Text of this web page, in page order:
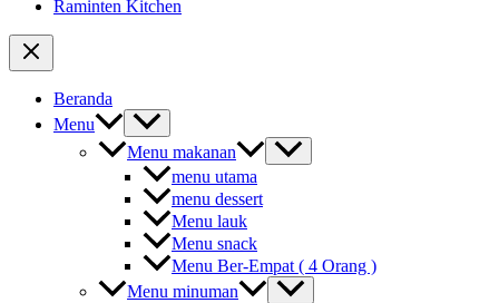
Raminten Kitchen
Beranda
Menu
Menu makanan
menu utama
menu dessert
Menu lauk
Menu snack
Menu Ber-Empat ( 4 Orang )
Menu minuman